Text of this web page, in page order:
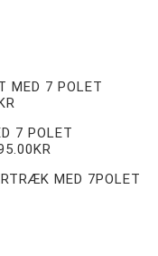
MED 7 POLET
7 POLET
MED 7POLET